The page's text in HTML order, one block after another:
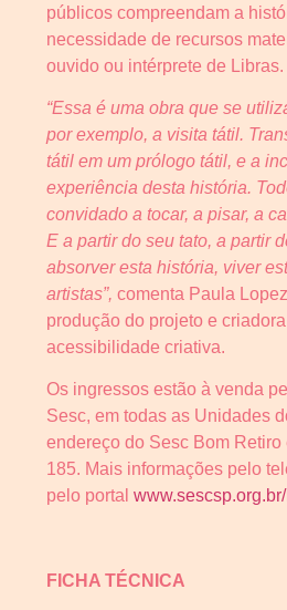
públicos compreendam a
necessidade de recursos
ouvido ou intérprete de Libras.
“Essa é uma obra que se
por exemplo, a visita tátil.
tátil em um prólogo tátil, e a
experiência desta história.
convidado a tocar, a pisar, a
E a partir do seu tato, a partir
absorver esta história, viver
artistas”, comenta Paula
produção do projeto e
acessibilidade criativa.
Os ingressos estão à venda
Sesc, em todas as Unidades
endereço do Sesc Bom Retiro
185. Mais informações pelo
pelo portal
FICHA TÉCNICA